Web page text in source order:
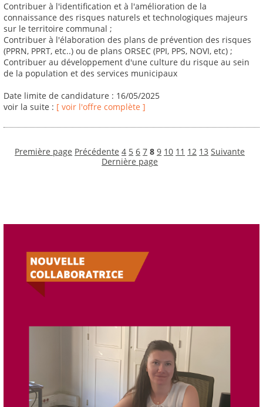
Contribuer à l'identification et à l'amélioration de la
connaissance des risques naturels et technologiques majeurs
sur le territoire communal ;
Contribuer à l'élaboration des plans de prévention des risques
(PPRN, PPRT, etc..) ou de plans ORSEC (PPI, PPS, NOVI, etc) ;
Contribuer au développement d'une culture du risque au sein
de la population et des services municipaux
Date limite de candidature : 16/05/2025
voir la suite : [ voir l'offre complète ]
Première page Précédente 4 5 6 7 8 9 10 11 12 13 Suivante
Dernière page